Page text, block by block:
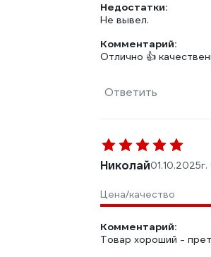
Недостатки:
Не вывел.
Комментарий:
Отлично 👍
Ответить
Николай01.10.2025
Цена/качество
Комментарий:
Товар хороший -